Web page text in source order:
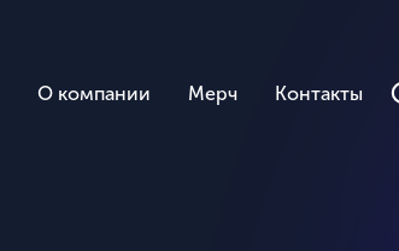
О компании Мерч Контакты